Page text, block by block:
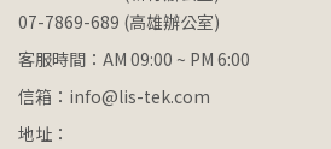
07-7869-689 (高雄辦公室)
客服時間：AM 09:00 ~ PM 6:00
信箱：info@lis-tek.com
地址：